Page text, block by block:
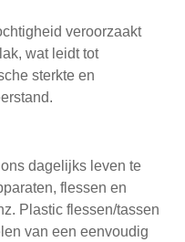
veroorzaakt
wat leidt tot
sterkte en
dagelijks leven te
flessen en
Plastic flessen/tassen
van een eenvoudig